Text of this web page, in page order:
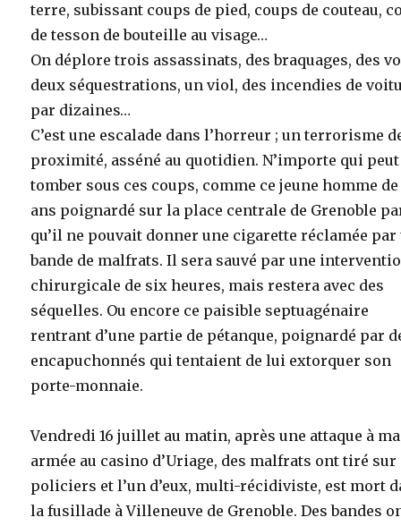
terre, subissant coups de pied, coups de couteau,
de tesson de bouteille au visage…
On déplore trois assassinats, des braquages, des
deux séquestrations, un viol, des incendies de
par dizaines…
C’est une escalade dans l’horreur ; un terrorisme
proximité, asséné au quotidien. N’importe qui peut
tomber sous ces coups, comme ce jeune homme de
ans poignardé sur la place centrale de Grenoble
qu’il ne pouvait donner une cigarette réclamée par
bande de malfrats. Il sera sauvé par une
chirurgicale de six heures, mais restera avec des
séquelles. Ou encore ce paisible septuagénaire
rentrant d’une partie de pétanque, poignardé par
encapuchonnés qui tentaient de lui extorquer son
porte-monnaie.
Vendredi 16 juillet au matin, après une attaque à
armée au casino d’Uriage, des malfrats ont tiré sur
policiers et l’un d’eux, multi-récidiviste, est mort
la fusillade à Villeneuve de Grenoble. Des bandes